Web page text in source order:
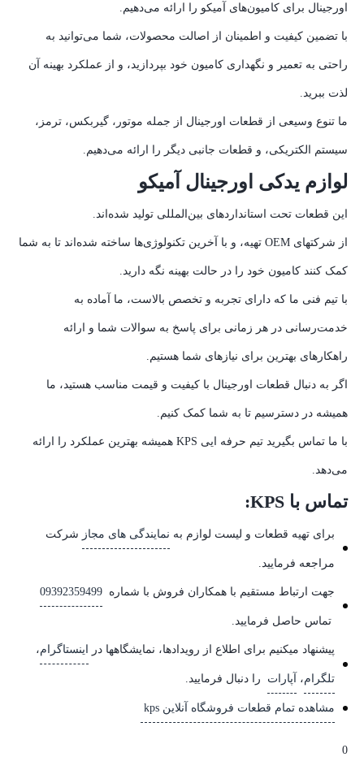
اورجینال برای کامیون‌های آمیکو را ارائه می‌دهیم.
با تضمین کیفیت و اطمینان از اصالت محصولات، شما می‌توانید به
راحتی به تعمیر و نگهداری کامیون خود بپردازید، و از عملکرد بهینه آن
لذت ببرید.
ما تنوع وسیعی از قطعات اورجینال از جمله موتور، گیربکس، ترمز،
سیستم الکتریکی، و قطعات جانبی دیگر را ارائه می‌دهیم.
لوازم یدکی اورجینال آمیکو
این قطعات تحت استانداردهای بین‌المللی تولید شده‌اند.
از شرکتهای OEM تهیه، و با آخرین تکنولوژی‌ها ساخته شده‌اند تا به شما
کمک کنند کامیون خود را در حالت بهینه نگه دارید.
با تیم فنی ما که دارای تجربه و تخصص بالاست، ما آماده به
خدمت‌رسانی در هر زمانی برای پاسخ به سوالات شما و ارائه
راهکارهای بهترین برای نیازهای شما هستیم.
اگر به دنبال قطعات اورجینال با کیفیت و قیمت مناسب هستید، ما
همیشه در دسترسیم تا به شما کمک کنیم.
با ما تماس بگیرید تیم حرفه ایی KPS همیشه بهترین عملکرد را ارائه
می‌دهد.
تماس با KPS:
برای تهیه قطعات و لیست لوازم به نمایندگی های مجاز شرکت
مراجعه فرمایید.
جهت ارتباط مستقیم با همکاران فروش با شماره 09392359499
تماس حاصل فرمایید.
پیشنهاد میکنیم برای اطلاع از رویدادها، نمایشگاهها در اینستاگرام،
تلگرام، آپارات را دنبال فرمایید.
مشاهده تمام قطعات فروشگاه آنلاین kps
0